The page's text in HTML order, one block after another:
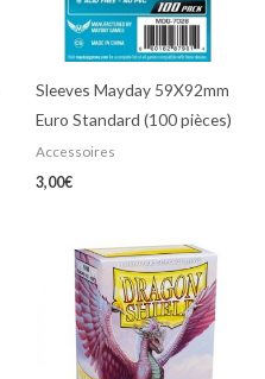
Sleeves Mayday 59X92mm
Euro Standard (100 pièces)
Accessoires
3,00€